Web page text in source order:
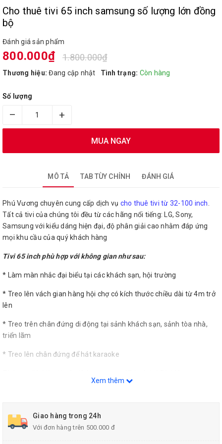
Cho thuê tivi 65 inch samsung số lượng lớn đồng
bộ
Đánh giá sản phẩm
800.000₫ 1.800.000₫
Thương hiệu: Đang cập nhật Tình trạng: Còn hàng
Số lượng
– +
MUA NGAY
MÔ TẢ TAB TÙY CHỈNH ĐÁNH GIÁ
Phú Vương chuyên cung cấp dịch vụ cho thuê tivi từ 32-100 inch
Tất cả tivi của chúng tôi đều từ các hãng nổi tiếng: LG, Sony,
Samsung với kiểu dáng hiện đại, độ phân giải cao nhằm đáp ứng
mọi khu cầu của quý khách hàng
Tivi 65 inch phù hợp với không gian như sau:
* Làm màn nhắc đại biểu tại các khách sạn, hội trường
* Treo lên vách gian hàng hội chợ có kích thước chiều dài từ 4m trở
lên
* Treo trên chân đứng di động tại sảnh khách sạn, sảnh tòa nhà,
triển lãm
* Treo lên chân đứng để hát karaoke
* Kích thước màn hình: 65 inch
Xem thêm
Giao hàng trong 24h
Với đơn hàng trên 500.000 đ